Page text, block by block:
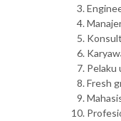
Pelaku
Fresh